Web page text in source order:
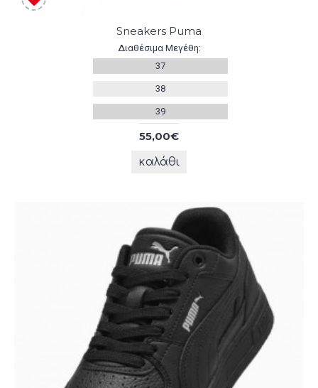
Sneakers Puma
Διαθέσιμα Μεγέθη:
37
38
39
55,00€
καλάθι